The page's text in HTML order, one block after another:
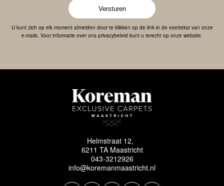
Versturen
U kunt zich op elk moment afmelden door te klikken op de link in de voettekst van onze
e-mails. Voor informatie over ons privacybeleid kunt u terecht op onze website.
Helmstraat 12,
6211 TA Maastricht
043-3212926
info@koremanmaastricht.nl